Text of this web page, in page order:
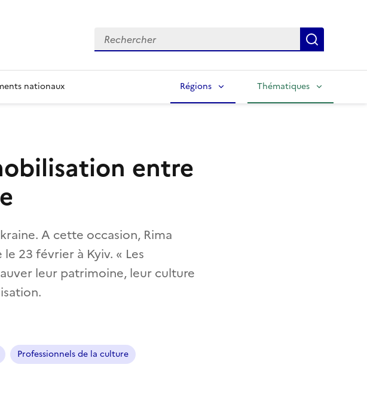
Rechercher
nationaux Régions Thématiques
entre
A cette occasion, Rima
23 février à Kyiv. « Les
leur patrimoine, leur culture
Professionnels de la culture